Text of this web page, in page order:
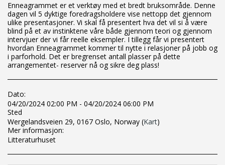
Enneagrammet er et verktøy med et bredt bruksområde. Denne
dagen vil 5 dyktige foredragsholdere vise nettopp det gjennom
ulike presentasjoner. Vi skal få presentert hva det vil si å være
blind på et av instinktene våre både gjennom teori og gjennom
intervjuer der vi får reelle eksempler. I tillegg får vi presentert
hvordan Enneagrammet kommer til nytte i relasjoner på jobb og
i parforhold. Det er bregrenset antall plasser på dette
arrangementet- reserver nå og sikre deg plass!
Dato:
04/20/2024 02:00 PM - 04/20/2024 06:00 PM
Sted
Wergelandsveien 29, 0167 Oslo, Norway (Kart)
Mer informasjon:
Litteraturhuset